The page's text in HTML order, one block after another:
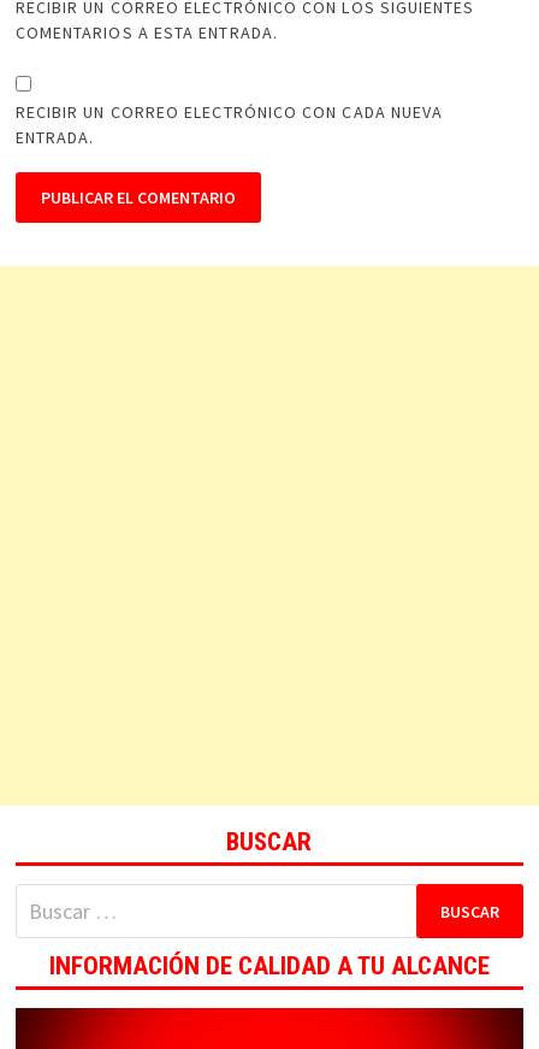
RECIBIR UN CORREO ELECTRÓNICO CON LOS SIGUIENTES
COMENTARIOS A ESTA ENTRADA.
RECIBIR UN CORREO ELECTRÓNICO CON CADA NUEVA
ENTRADA.
BUSCAR
Buscar:
INFORMACIÓN DE CALIDAD A TU ALCANCE